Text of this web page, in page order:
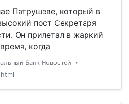
Патрушеве, который в
пост Секретаря
Он прилетал в жаркий
когда
Банк Новостей •